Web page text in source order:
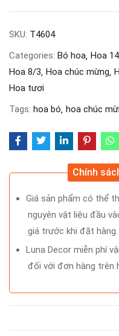
SKU: T4604
Categories: Bó hoa Hoa
Hoa 8/3 Hoa chúc mừng
Hoa tươi
Tags: hoa bó hoa chúc
Chính
Giá sản phẩm có thể
nguyên vật liệu đầu
giá trước khi đặt hàng.
Luna Decor miễn phí
đối với đơn hàng trên